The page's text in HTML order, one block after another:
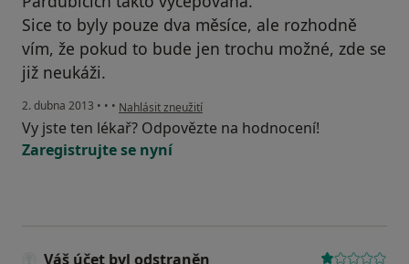
Sice to byly pouze dva měsíce, ale rozhodně
vím, že pokud to bude jen trochu možné, zde se
již neukáži.
2. dubna 2013 • • • podle názoru uživatele Váš účet byl odstraněn
Nahlásit zneužití
Vy jste ten lékař? Odpovězte na hodnocení!
Zaregistrujte se nyní
Váš účet byl odstraněn